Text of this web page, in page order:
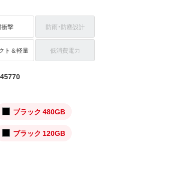
衝撃 防雨・防塵設計
ト＆軽量 低消費電力
ブラック 480GB
ブラック 120GB